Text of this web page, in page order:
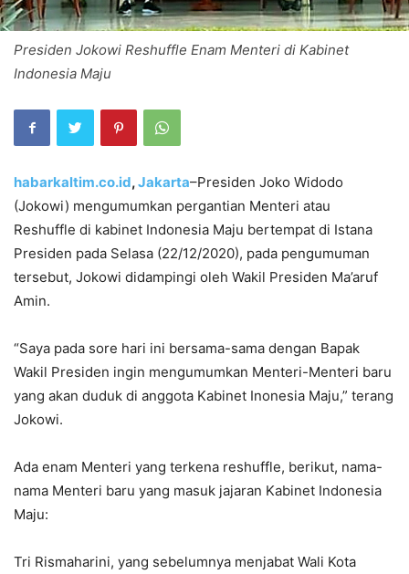
Presiden Jokowi Reshuffle Enam Menteri di Kabinet
Indonesia Maju
habarkaltim.co.id,Jakarta–Presiden Joko Widodo
(Jokowi) mengumumkan pergantian Menteri atau
Reshuffle di kabinet Indonesia Maju bertempat di Istana
Presiden pada Selasa (22/12/2020), pada pengumuman
tersebut, Jokowi didampingi oleh Wakil Presiden Ma’aruf
Amin.
“Saya pada sore hari ini bersama-sama dengan Bapak
Wakil Presiden ingin mengumumkan Menteri-Menteri baru
yang akan duduk di anggota Kabinet Inonesia Maju,” terang
Jokowi.
Ada enam Menteri yang terkena reshuffle, berikut, nama-
nama Menteri baru yang masuk jajaran Kabinet Indonesia
Maju:
Tri Rismaharini, yang sebelumnya menjabat Wali Kota